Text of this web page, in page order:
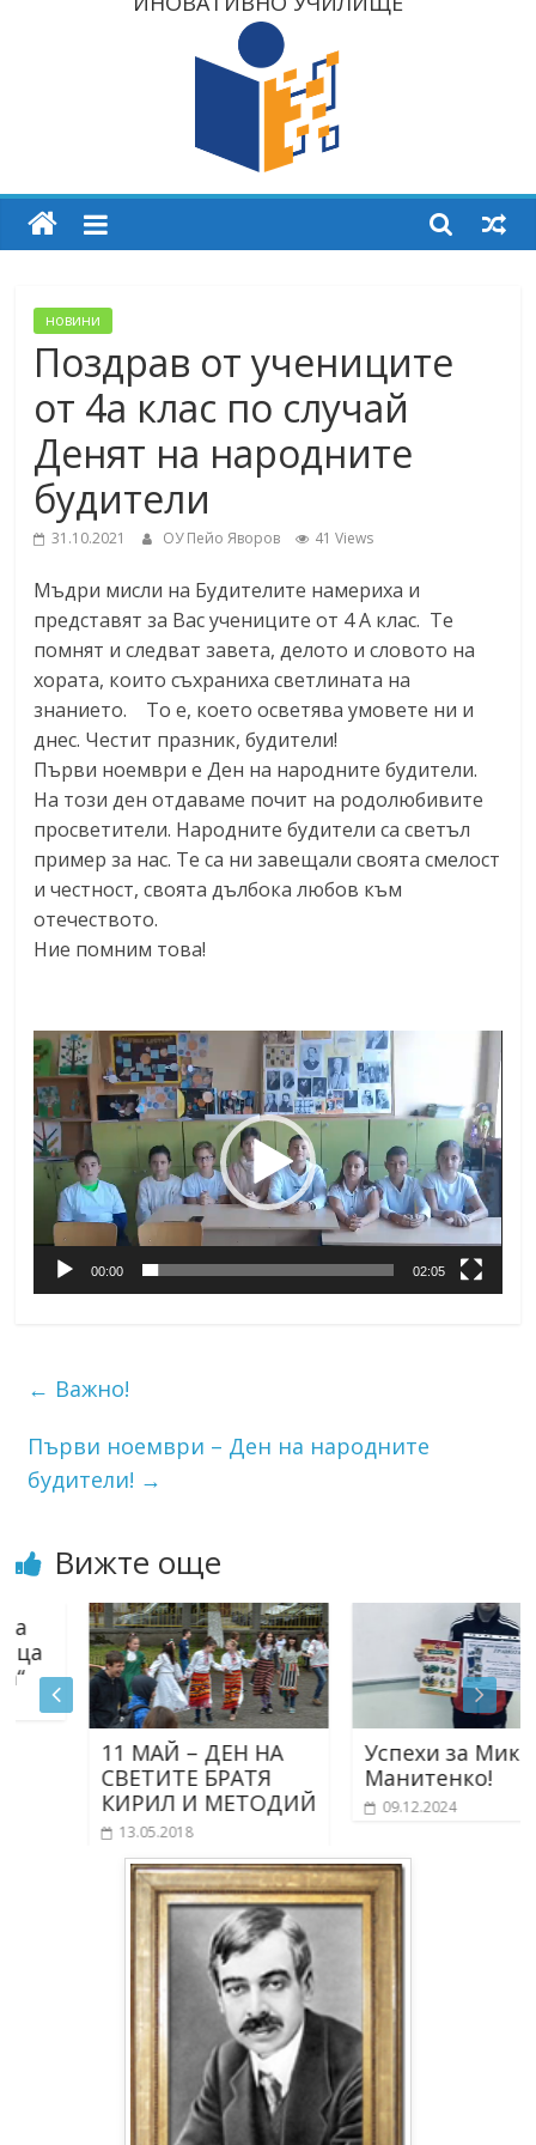
новини
Поздрав от учениците
от 4а клас по случай
Денят на народните
будители
31.10.2021 ОУ Пейо Яворов 41 Views
Мъдри мисли на Будителите намериха и
представят за Вас учениците от 4 А клас. Те
помнят и следват завета, делото и словото на
хората, които съхраниха светлината на
знанието. То е, което осветява умовете ни и
днес. Честит празник, будители!
Първи ноември е Ден на народните будители.
На този ден отдаваме почит на родолюбивите
просветители. Народните будители са светъл
пример за нас. Те са ни завещали своята смелост
и честност, своята дълбока любов към
отечеството.
Ние помним това!
Видео
00:00 02:05
← Важно!
Първи ноември – Ден на народните
будители! →
Вижте още
11 МАЙ – ДЕН НА
СВЕТИТЕ БРАТЯ
КИРИЛ И МЕТОДИЙ
13.05.2018
Успехи за Микола
Манитенко!
09.12.2024